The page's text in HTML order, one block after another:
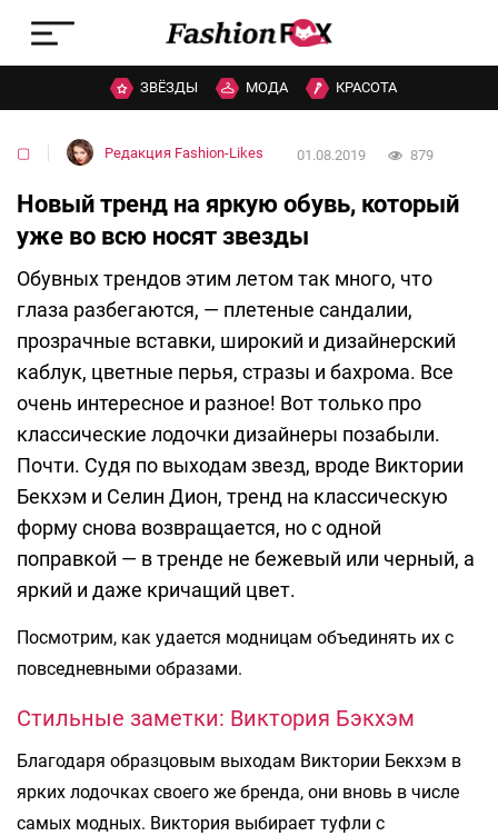
ЗВЁЗДЫ МОДА КРАСОТА
▢ Редакция Fashion-Likes 01.08.2019 879
Новый тренд на яркую обувь, который
уже во всю носят звезды
Обувных трендов этим летом так много, что
глаза разбегаются, — плетеные сандалии,
прозрачные вставки, широкий и дизайнерский
каблук, цветные перья, стразы и бахрома. Все
очень интересное и разное! Вот только про
классические лодочки дизайнеры позабыли.
Почти. Судя по выходам звезд, вроде Виктории
Бекхэм и Селин Дион, тренд на классическую
форму снова возвращается, но с одной
поправкой — в тренде не бежевый или черный, а
яркий и даже кричащий цвет.
Посмотрим, как удается модницам объединять их с
повседневными образами.
Стильные заметки: Виктория Бэкхэм
Благодаря образцовым выходам Виктории Бекхэм в
ярких лодочках своего же бренда, они вновь в числе
самых модных. Виктория выбирает туфли с